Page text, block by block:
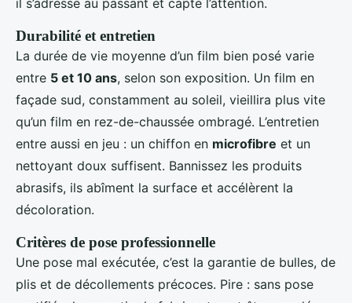
il s’adresse au passant et capte l’attention.
Durabilité et entretien
La durée de vie moyenne d’un film bien posé varie
entre 5 et 10 ans, selon son exposition. Un film en
façade sud, constamment au soleil, vieillira plus vite
qu’un film en rez-de-chaussée ombragé. L’entretien
entre aussi en jeu : un chiffon en microfibre et un
nettoyant doux suffisent. Bannissez les produits
abrasifs, ils abîment la surface et accélèrent la
décoloration.
Critères de pose professionnelle
Une pose mal exécutée, c’est la garantie de bulles, de
plis et de décollements précoces. Pire : sans pose